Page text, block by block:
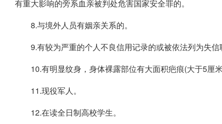
有重大影响的旁系血亲被判处危害国家安全罪的。
8.与境外人员有姻亲关系的。
9.有较为严重的个人不良信用记录的或被依法列为失
10.有明显纹身，身体裸露部位有大面积疤痕(大于5厘
11.现役军人。
12.在读全日制高校学生。